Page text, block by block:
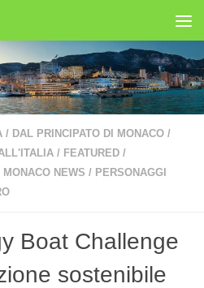
/ DAL PRINCIPATO DI MONACO /
/ FEATURED /
MONACO NEWS / PERSONAGGI
Boat Challenge
sostenibile